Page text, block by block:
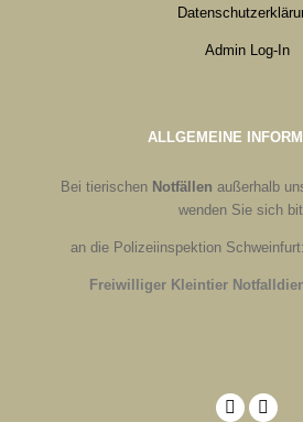
Admin Log-In
ALLGEMEINE
Bei tierischen Notfällen außerhalb
wenden Sie sich
an die Polizeiinspektion
Freiwilliger Kleintier